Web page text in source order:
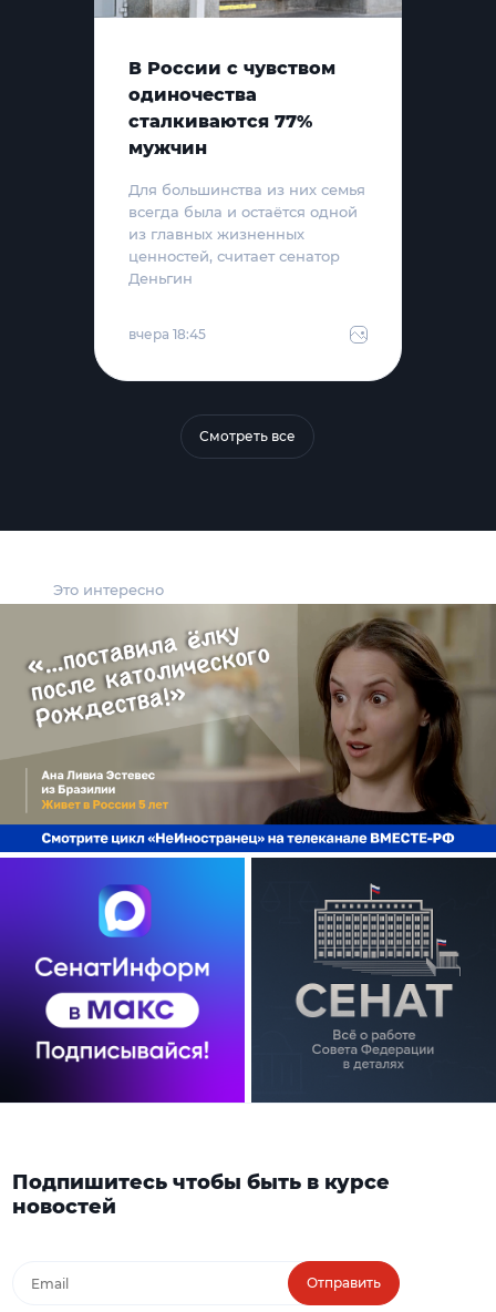
Это интересно
В России с чувством
одиночества
сталкиваются 77%
мужчин
Для большинства из них семья
всегда была и остаётся одной
из главных жизненных
ценностей, считает сенатор
Деньгин
вчера 18:45
Смотреть все
Подпишитесь чтобы быть в курсе
новостей
Отправить